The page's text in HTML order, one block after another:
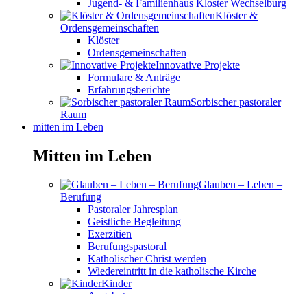
Jugend- & Familienhaus Kloster Wechselburg
Klöster &
Ordensgemeinschaften
Klöster
Ordensgemeinschaften
Innovative Projekte
Formulare & Anträge
Erfahrungsberichte
Sorbischer pastoraler
Raum
mitten im Leben
Mitten im Leben
Glauben – Leben –
Berufung
Pastoraler Jahresplan
Geistliche Begleitung
Exerzitien
Berufungspastoral
Katholischer Christ werden
Wiedereintritt in die katholische Kirche
Kinder